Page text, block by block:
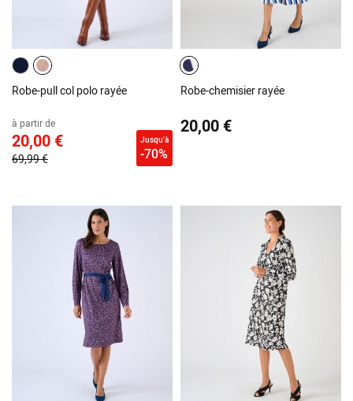
Robe-pull col polo rayée
à partir de
20,00 €
69,99 €
Jusqu'à
-70%
Robe-chemisier rayée
20,00 €